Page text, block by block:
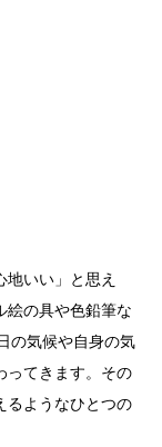
いい」と思え
絵の具や色鉛筆な
の気候や自身の気
ってきます。その
るようなひとつの